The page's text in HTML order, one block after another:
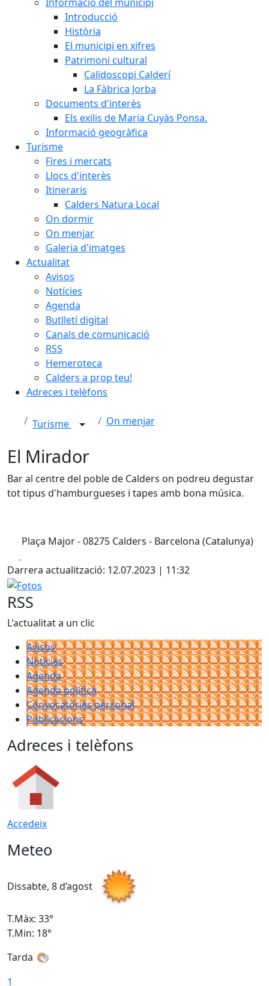
Introducció
Història
El municipi en xifres
Patrimoni cultural
Calidoscopi Calderí
La Fàbrica Jorba
Documents d'interès
Els exilis de Maria Cuyàs Ponsa.
Informació geogràfica
Turisme
Fires i mercats
Llocs d'interès
Itineraris
Calders Natura Local
On dormir
On menjar
Galeria d'imatges
Actualitat
Avisos
Notícies
Agenda
Butlletí digital
Canals de comunicació
RSS
Hemeroteca
Calders a prop teu!
Adreces i telèfons
Turisme On menjar
El Mirador
Bar al centre del poble de Calders on podreu degustar
tot tipus d'hamburgueses i tapes amb bona música.
Plaça Major - 08275 Calders - Barcelona (Catalunya)
Darrera actualització: 12.07.2023 | 11:32
Fotos
RSS
L'actualitat a un clic
Avisos
Notícies
Agenda
Agenda política
Convocatòries personal
Publicacions
Adreces i telèfons
Accedeix
Meteo
Dissabte, 8 d’agost
T.Màx: 33°
T.Min: 18°
Tarda
1